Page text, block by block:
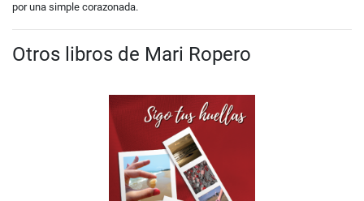
por una simple corazonada.
Otros libros de Mari Ropero